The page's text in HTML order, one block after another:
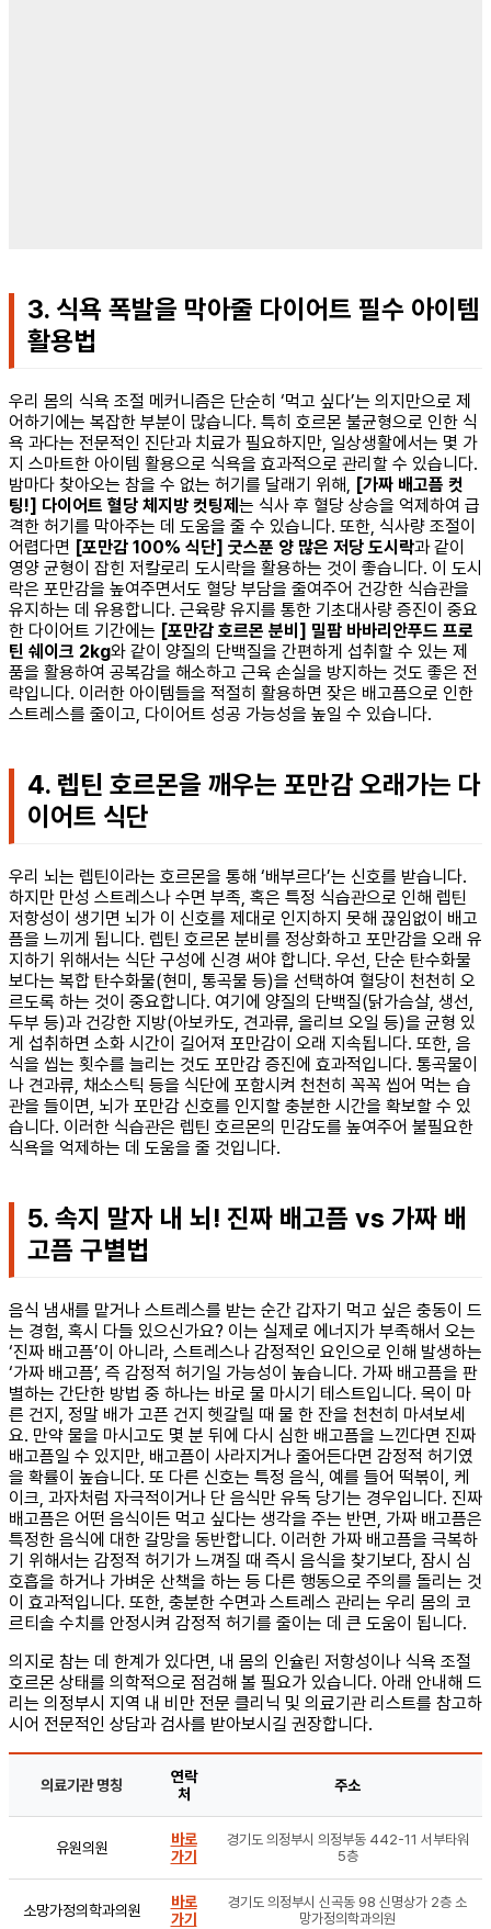
3. 식욕 폭발을 막아줄 다이어트 필수 아이템
활용법
우리 몸의 식욕 조절 메커니즘은 단순히 ‘먹고 싶다’는 의지만으로 제
어하기에는 복잡한 부분이 많습니다. 특히 호르몬 불균형으로 인한 식
욕 과다는 전문적인 진단과 치료가 필요하지만, 일상생활에서는 몇 가
지 스마트한 아이템 활용으로 식욕을 효과적으로 관리할 수 있습니다.
밤마다 찾아오는 참을 수 없는 허기를 달래기 위해, [가짜 배고픔 컷
팅!] 다이어트 혈당 체지방 컷팅제 는 식사 후 혈당 상승을 억제하여 급
격한 허기를 막아주는 데 도움을 줄 수 있습니다. 또한, 식사량 조절이
어렵다면 [포만감 100% 식단] 굿스푼 양 많은 저당 도시락과 같이
영양 균형이 잡힌 저칼로리 도시락을 활용하는 것이 좋습니다. 이 도시
락은 포만감을 높여주면서도 혈당 부담을 줄여주어 건강한 식습관을
유지하는 데 유용합니다. 근육량 유지를 통한 기초대사량 증진이 중요
한 다이어트 기간에는 [포만감 호르몬 분비] 밀팜 바바리안푸드 프로
틴 쉐이크 2kg와 같이 양질의 단백질을 간편하게 섭취할 수 있는 제
품을 활용하여 공복감을 해소하고 근육 손실을 방지하는 것도 좋은 전
략입니다. 이러한 아이템들을 적절히 활용하면 잦은 배고픔으로 인한
스트레스를 줄이고, 다이어트 성공 가능성을 높일 수 있습니다.
4. 렙틴 호르몬을 깨우는 포만감 오래가는 다
이어트 식단
우리 뇌는 렙틴이라는 호르몬을 통해 ‘배부르다’는 신호를 받습니다.
하지만 만성 스트레스나 수면 부족, 혹은 특정 식습관으로 인해 렙틴
저항성이 생기면 뇌가 이 신호를 제대로 인지하지 못해 끊임없이 배고
픔을 느끼게 됩니다. 렙틴 호르몬 분비를 정상화하고 포만감을 오래 유
지하기 위해서는 식단 구성에 신경 써야 합니다. 우선, 단순 탄수화물
보다는 복합 탄수화물(현미, 통곡물 등)을 선택하여 혈당이 천천히 오
르도록 하는 것이 중요합니다. 여기에 양질의 단백질(닭가슴살, 생선,
두부 등)과 건강한 지방(아보카도, 견과류, 올리브 오일 등)을 균형 있
게 섭취하면 소화 시간이 길어져 포만감이 오래 지속됩니다. 또한, 음
식을 씹는 횟수를 늘리는 것도 포만감 증진에 효과적입니다. 통곡물이
나 견과류, 채소스틱 등을 식단에 포함시켜 천천히 꼭꼭 씹어 먹는 습
관을 들이면, 뇌가 포만감 신호를 인지할 충분한 시간을 확보할 수 있
습니다. 이러한 식습관은 렙틴 호르몬의 민감도를 높여주어 불필요한
식욕을 억제하는 데 도움을 줄 것입니다.
5. 속지 말자 내 뇌! 진짜 배고픔 vs 가짜 배
고픔 구별법
음식 냄새를 맡거나 스트레스를 받는 순간 갑자기 먹고 싶은 충동이 드
는 경험, 혹시 다들 있으신가요? 이는 실제로 에너지가 부족해서 오는
‘진짜 배고픔’이 아니라, 스트레스나 감정적인 요인으로 인해 발생하는
‘가짜 배고픔’, 즉 감정적 허기일 가능성이 높습니다. 가짜 배고픔을 판
별하는 간단한 방법 중 하나는 바로 물 마시기 테스트입니다. 목이 마
른 건지, 정말 배가 고픈 건지 헷갈릴 때 물 한 잔을 천천히 마셔보세
요. 만약 물을 마시고도 몇 분 뒤에 다시 심한 배고픔을 느낀다면 진짜
배고픔일 수 있지만, 배고픔이 사라지거나 줄어든다면 감정적 허기였
을 확률이 높습니다. 또 다른 신호는 특정 음식, 예를 들어 떡볶이, 케
이크, 과자처럼 자극적이거나 단 음식만 유독 당기는 경우입니다. 진짜
배고픔은 어떤 음식이든 먹고 싶다는 생각을 주는 반면, 가짜 배고픔은
특정한 음식에 대한 갈망을 동반합니다. 이러한 가짜 배고픔을 극복하
기 위해서는 감정적 허기가 느껴질 때 즉시 음식을 찾기보다, 잠시 심
호흡을 하거나 가벼운 산책을 하는 등 다른 행동으로 주의를 돌리는 것
이 효과적입니다. 또한, 충분한 수면과 스트레스 관리는 우리 몸의 코
르티솔 수치를 안정시켜 감정적 허기를 줄이는 데 큰 도움이 됩니다.
의지로 참는 데 한계가 있다면, 내 몸의 인슐린 저항성이나 식욕 조절
호르몬 상태를 의학적으로 점검해 볼 필요가 있습니다. 아래 안내해 드
리는 의정부시 지역 내 비만 전문 클리닉 및 의료기관 리스트를 참고하
시어 전문적인 상담과 검사를 받아보시길 권장합니다.
의료기관 명칭
연락
처
주소
유원의원
바로
가기
경기도 의정부시 의정부동 442-11 서부타워
5층
소망가정의학과의원
바로
가기
경기도 의정부시 신곡동 98 신명상가 2층 소
망가정의학과의원